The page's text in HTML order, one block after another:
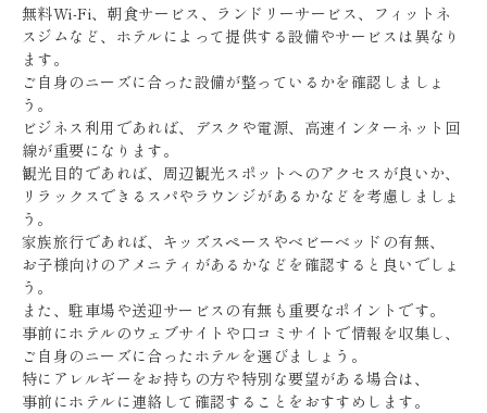
無料Wi-Fi、朝食サービス、ランドリーサービス、フィットネ
スジムなど、ホテルによって提供する設備やサービスは異なり
ます。
ご自身のニーズに合った設備が整っているかを確認しましょ
う。
ビジネス利用であれば、デスクや電源、高速インターネット回
線が重要になります。
観光目的であれば、周辺観光スポットへのアクセスが良いか、
リラックスできるスパやラウンジがあるかなどを考慮しましょ
う。
家族旅行であれば、キッズスペースやベビーベッドの有無、
お子様向けのアメニティがあるかなどを確認すると良いでしょ
う。
また、駐車場や送迎サービスの有無も重要なポイントです。
事前にホテルのウェブサイトや口コミサイトで情報を収集し、
ご自身のニーズに合ったホテルを選びましょう。
特にアレルギーをお持ちの方や特別な要望がある場合は、
事前にホテルに連絡して確認することをおすすめします。